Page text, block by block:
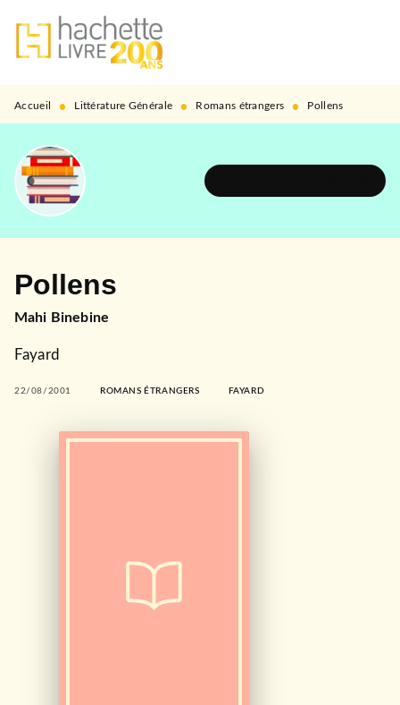
MENU RECHERCHE
PIED DE PAGE
Accueil • Littérature Générale • Romans étrangers • Pollens
Pollens
Mahi Binebine
Fayard
22/08/2001 ROMANS ÉTRANGERS FAYARD